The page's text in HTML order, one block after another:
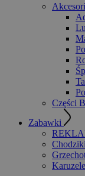
Części
Zabawki
Karuzele